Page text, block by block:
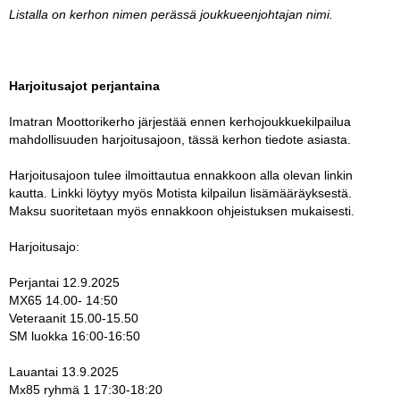
Listalla on kerhon nimen perässä joukkueenjohtajan nimi.
Harjoitusajot perjantaina
Imatran Moottorikerho järjestää ennen kerhojoukkuekilpailua
mahdollisuuden harjoitusajoon, tässä kerhon tiedote asiasta.
Harjoitusajoon tulee ilmoittautua ennakkoon alla olevan linkin
kautta. Linkki löytyy myös Motista kilpailun lisämääräyksestä.
Maksu suoritetaan myös ennakkoon ohjeistuksen mukaisesti.
Harjoitusajo:
Perjantai 12.9.2025
MX65 14.00- 14:50
Veteraanit 15.00-15.50
SM luokka 16:00-16:50
Lauantai 13.9.2025
Mx85 ryhmä 1 17:30-18:20